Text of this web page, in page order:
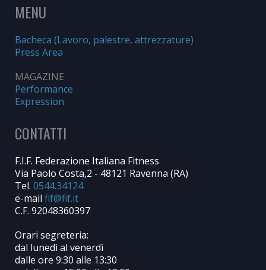
MENU
Bacheca (Lavoro, palestre, attrezzature)
Press Area
MAGAZINE
Performance
Expression
CONTATTI
F.I.F. Federazione Italiana Fitness
Via Paolo Costa,2 - 48121 Ravenna (RA)
Tel. 0544.34124
e-mail
C.F. 92048360397
Orari segreteria:
dal lunedì al venerdì
dalle ore 9:30 alle 13:30